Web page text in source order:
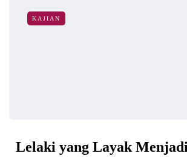
KAJIAN
Lelaki yang Layak